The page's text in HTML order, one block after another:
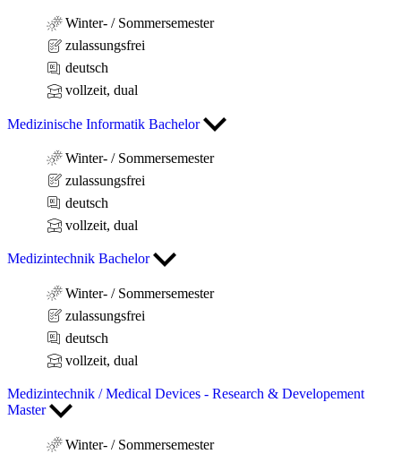
Winter- / Sommersemester
zulassungsfrei
deutsch
vollzeit, dual
Medizinische Informatik Bachelor
Winter- / Sommersemester
zulassungsfrei
deutsch
vollzeit, dual
Medizintechnik Bachelor
Winter- / Sommersemester
zulassungsfrei
deutsch
vollzeit, dual
Medizintechnik / Medical Devices - Research & Developement
Master
Winter- / Sommersemester